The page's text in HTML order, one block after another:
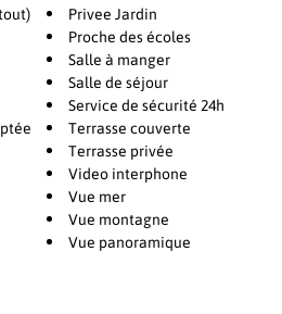
subliment véritablement le
les prestations supplémentaires
un débarras privé, la climatisation
dans tout l’appartement,
en toute saison. Ce penthouse
choix parfait pour ceux qui
vacances élégant, une résidence
un excellent investissement dans
les plus prisées de
Privee Jardin
Proche des écoles
Salle à manger
Salle de séjour
Service de sécurité 24h
Terrasse couverte
Terrasse privée
Video interphone
Vue mer
Vue montagne
Vue panoramique